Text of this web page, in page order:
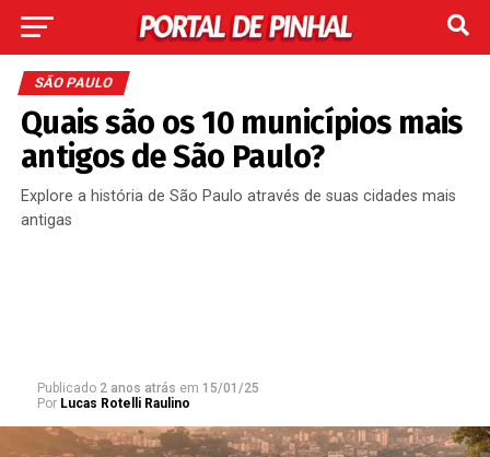
SÃO PAULO
Quais são os 10 municípios mais
antigos de São Paulo?
Explore a história de São Paulo através de suas cidades mais
antigas
Publicado 2 anos atrás em 15/01/25
Por Lucas Rotelli Raulino